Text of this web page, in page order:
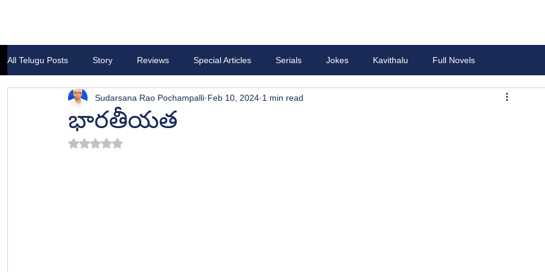
All Telugu Posts Story Reviews Special Articles Serials Jokes Kavithalu Full Novels
భారతీయత
Sudarsana Rao Pochampalli Feb 10, 2024 1 min read
Rated NaN out of 5 stars.